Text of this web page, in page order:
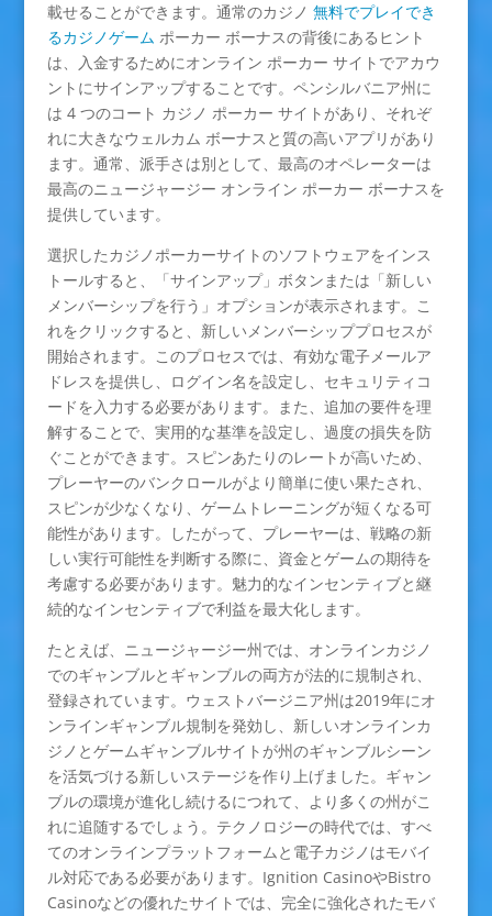
載せることができます。通常のカジノ 無料でプレイでき
るカジノゲーム ポーカー ボーナスの背後にあるヒント
は、入金するためにオンライン ポーカー サイトでアカウ
ントにサインアップすることです。ペンシルバニア州に
は 4 つのコート カジノ ポーカー サイトがあり、それぞ
れに大きなウェルカム ボーナスと質の高いアプリがあり
ます。通常、派手さは別として、最高のオペレーターは
最高のニュージャージー オンライン ポーカー ボーナスを
提供しています。
選択したカジノポーカーサイトのソフトウェアをインス
トールすると、「サインアップ」ボタンまたは「新しい
メンバーシップを行う」オプションが表示されます。こ
れをクリックすると、新しいメンバーシッププロセスが
開始されます。このプロセスでは、有効な電子メールア
ドレスを提供し、ログイン名を設定し、セキュリティコ
ードを入力する必要があります。また、追加の要件を理
解することで、実用的な基準を設定し、過度の損失を防
ぐことができます。スピンあたりのレートが高いため、
プレーヤーのバンクロールがより簡単に使い果たされ、
スピンが少なくなり、ゲームトレーニングが短くなる可
能性があります。したがって、プレーヤーは、戦略の新
しい実行可能性を判断する際に、資金とゲームの期待を
考慮する必要があります。魅力的なインセンティブと継
続的なインセンティブで利益を最大化します。
たとえば、ニュージャージー州では、オンラインカジノ
でのギャンブルとギャンブルの両方が法的に規制され、
登録されています。ウェストバージニア州は2019年にオ
ンラインギャンブル規制を発効し、新しいオンラインカ
ジノとゲームギャンブルサイトが州のギャンブルシーン
を活気づける新しいステージを作り上げました。ギャン
ブルの環境が進化し続けるにつれて、より多くの州がこ
れに追随するでしょう。テクノロジーの時代では、すべ
てのオンラインプラットフォームと電子カジノはモバイ
ル対応である必要があります。Ignition CasinoやBistro
Casinoなどの優れたサイトでは、完全に強化されたモバ